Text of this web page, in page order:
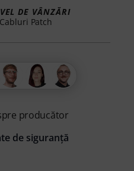
DE VÂNZĂRI
Patch
producător
de siguranță